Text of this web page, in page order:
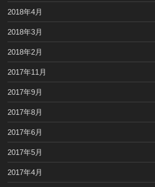
2018年4月
2018年3月
2018年2月
2017年11月
2017年9月
2017年8月
2017年6月
2017年5月
2017年4月